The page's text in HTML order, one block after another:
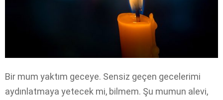
Bir mum yaktım geceye. Sensiz geçen gecelerimi
aydınlatmaya yetecek mi, bilmem. Şu mumun alevi,